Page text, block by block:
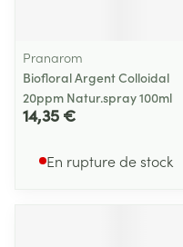
Pranarom
Biofloral Argent Colloidal
20ppm Natur.spray 100ml
14,35 €
En rupture de stock